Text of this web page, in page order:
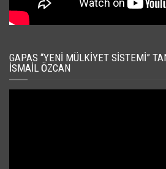
GAPAS “YENI MÜLKIYET SISTEMI”
İSMAIL ÖZCAN